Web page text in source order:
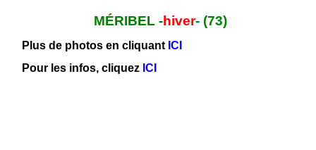
MÉRIBEL -hiver- (73)
Plus de photos en cliquant ICI
Pour les infos, cliquez ICI